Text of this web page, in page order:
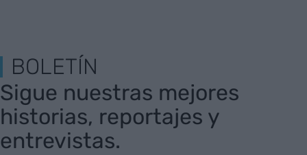
BOLETÍN
Sigue nuestras mejores
historias, reportajes y
entrevistas.